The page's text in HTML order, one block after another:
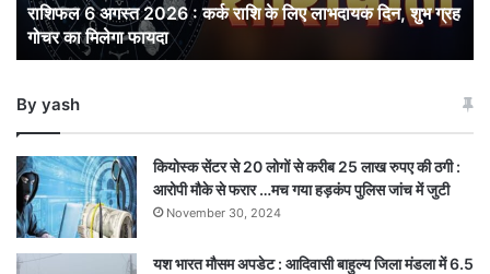
लिए
लाभदायक
दिन,
ग्रह
मिलेगा
फायदा
राशिफल 6 अगस्त 2026 : कर्क राशि के लिए लाभदायक दिन, शुभ ग्रह
गोचर का मिलेगा फायदा
By yash
कियोस्क सेंटर से 20 लोगों से करीब 25 लाख रुपए की ठगी :
आरोपी मौके से फरार …मच गया हड़कंप पुलिस जांच में जुटी
November 30, 2024
यश भारत मौसम अपडेट : आदिवासी बाहुल्य जिला मंडला में 6.5